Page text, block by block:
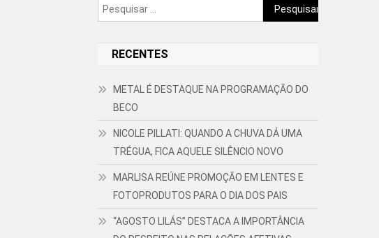
Pesquisar
por:
RECENTES
METAL É DESTAQUE NA PROGRAMAÇÃO DO
BECO
NICOLE PILLATI: QUANDO A CHUVA DÁ UMA
TRÉGUA, FICA AQUELE SILÊNCIO NOVO
MARLISA REÚNE PROMOÇÃO EM LENTES E
FOTOPRODUTOS PARA O DIA DOS PAIS
“AGOSTO LILÁS” DESTACA A IMPORTÂNCIA